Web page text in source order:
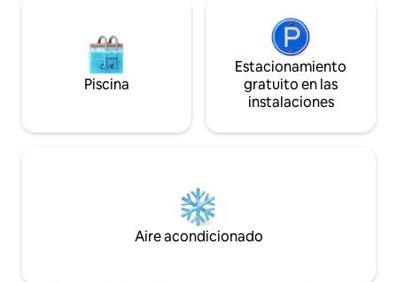
Piscina
Estacionamiento
gratuito en las
instalaciones
Aire acondicionado